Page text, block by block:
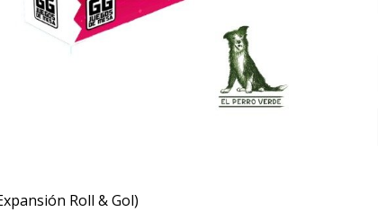
Roll & Gol)